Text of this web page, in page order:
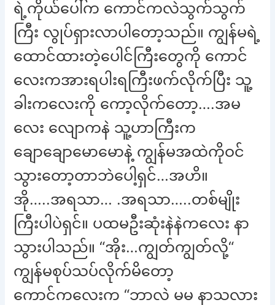
ရဲ့ကိုယ်ပေါ်က ကောင်ကလဲသွက်သွက်
ကြီး လွုပ်ရှားလာပါတော့သည်။ ကျွန်မရဲ့
ထောင်ထားတဲ့ပေါင်ကြီးတွေကို ကောင်
လေးကအားရပါးရကြီးဖက်လိုက်ပြီး သူ့
ခါးကလေးကို ကော့လိုက်တော့….အမ
လေး လျောကနဲ သူ့ဟာကြီးက
ချောချောမောမောနဲ့ ကျွန်မအထဲကိုဝင်
သွားတော့တာဘဲပေါ့ရှင်…အဟိ။
အို…..အရသာ… .အရသာ…..တစ်မျိုး
ကြီးပါပဲရှင်။ ပထမဦးဆုံးနဲနဲကလေး နာ
သွားပါသည်။ “အိုး…ကျွတ်ကျွတ်လို့“
ကျွန်မစုပ်သပ်လိုက်မိတော့
ကောင်ကလေးက “ဘာလဲ မမ နာသလား